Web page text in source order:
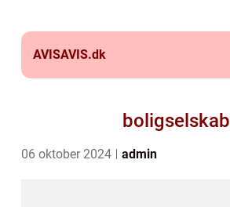
AVISAVIS.dk
boligselskab
06 oktober 2024 admin